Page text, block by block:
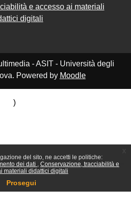
del sito, ne accetti le politiche:
dei dati
Conservazione, tracciabilità e
materiali didattici digitali
Prosegui
e accesso ai materiali
digitali
- ASIT - Università degli
Powered by Moodle
)